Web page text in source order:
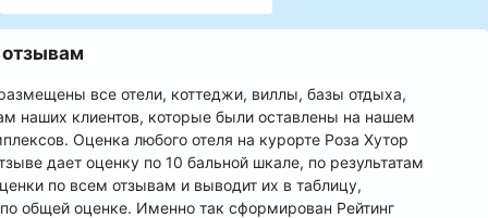
все отели, коттеджи, виллы, базы отдыха,
наших клиентов, которые были оставлены на нашем
Оценка любого отеля на курорте Роза Хутор
дает оценку по 10 бальной шкале, по результатам
по всем отзывам и выводит их в таблицу,
общей оценке. Именно так сформирован Рейтинг